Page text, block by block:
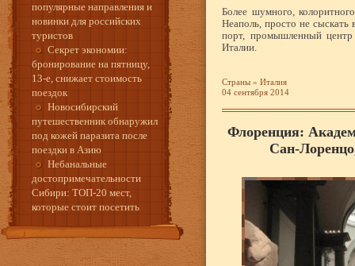
популярные направления и
новинки для российских
туристов
Секрет экономии:
бронирование на пятницу,
13-е, снижает стоимость
поездок
Новосибирский
путешественник обнаружил
под кожей паразита после
поездки в Азию
Небанальные
достопримечательности
Сибири: ТОП-20 мест,
которые стоит посетить
Более шумного,
Неаполь, просто не сыскать
порт, промышленный
Италии.
Страны » Италия
04 сентября 2014
Флоренция:
Сан-